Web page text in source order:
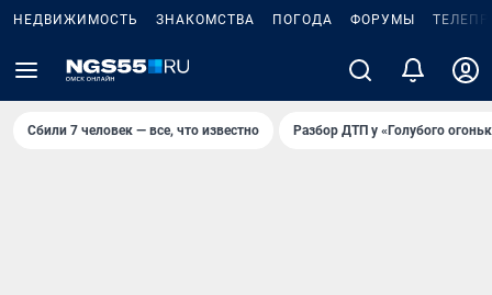
НЕДВИЖИМОСТЬ ЗНАКОМСТВА ПОГОДА ФОРУМЫ
Сбили 7 человек — все, что известно Разбор ДТП у «Голубого